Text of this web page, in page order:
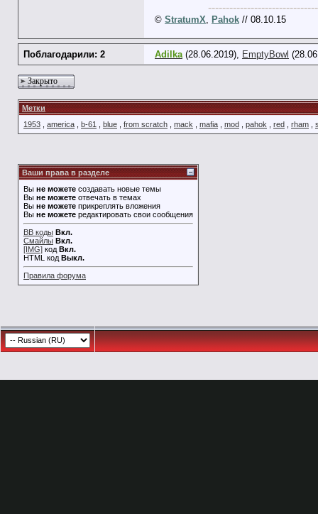
© StratumX Pahok // 08.10.15
Поблагодарили: 2 Adilka(28.06.2019), EmptyBowl
Закрыто
Метки
1953
america b-61 blue from scratch mack mafia mod pahok red rham
Ваши права в разделе
Вы не можете создавать новые темы
Вы не можете отвечать в темах
Вы не можете прикреплять вложения
Вы не можете редактировать свои сообщения
BB коды Вкл.
Смайлы Вкл.
[IMG] код Вкл.
HTML код Выкл.
Правила форума